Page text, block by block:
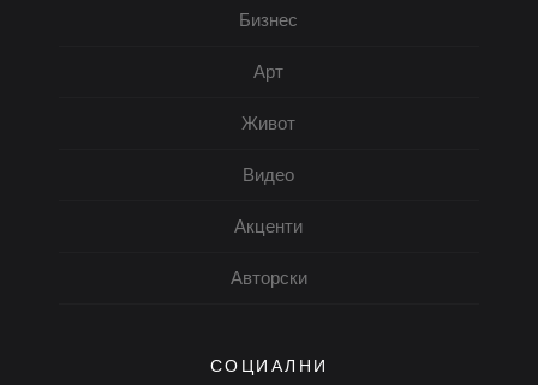
Бизнес
Арт
Живот
Видео
Акценти
Авторски
СОЦИАЛНИ